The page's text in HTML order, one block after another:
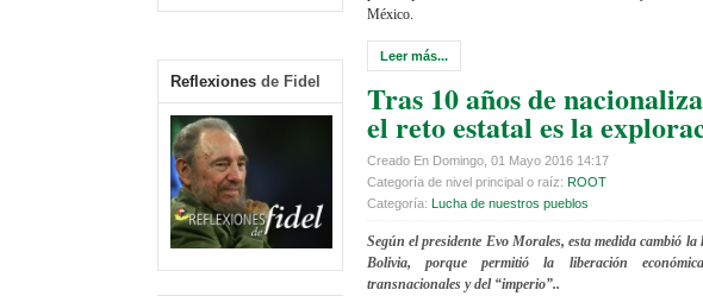
Reflexiones de Fidel
México.
Leer más...
Tras 10 años de
el reto estatal es la
Creado En Domingo, 01 Mayo 2016 14:17
Categoría de nivel principal o raíz: ROOT
Categoría: Lucha de nuestros pueblos
Según el presidente Evo Morales, esta medida cambió la
Bolivia, porque permitió la liberación
transnacionales y del “imperio”..